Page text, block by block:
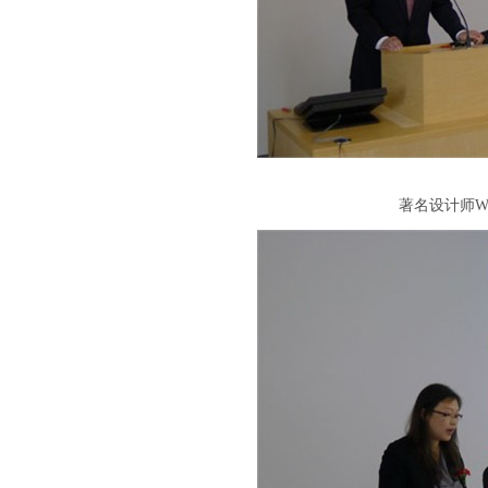
著名设计师